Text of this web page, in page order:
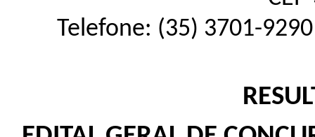
Telefone: (35) 3701-